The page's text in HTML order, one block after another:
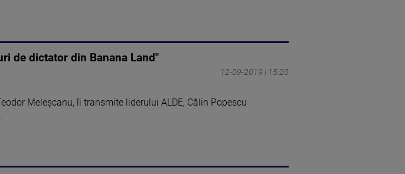
de dictator din Banana Land"
12-09-2019 | 15:20
Meleşcanu, îi transmite liderului ALDE, Călin Popescu